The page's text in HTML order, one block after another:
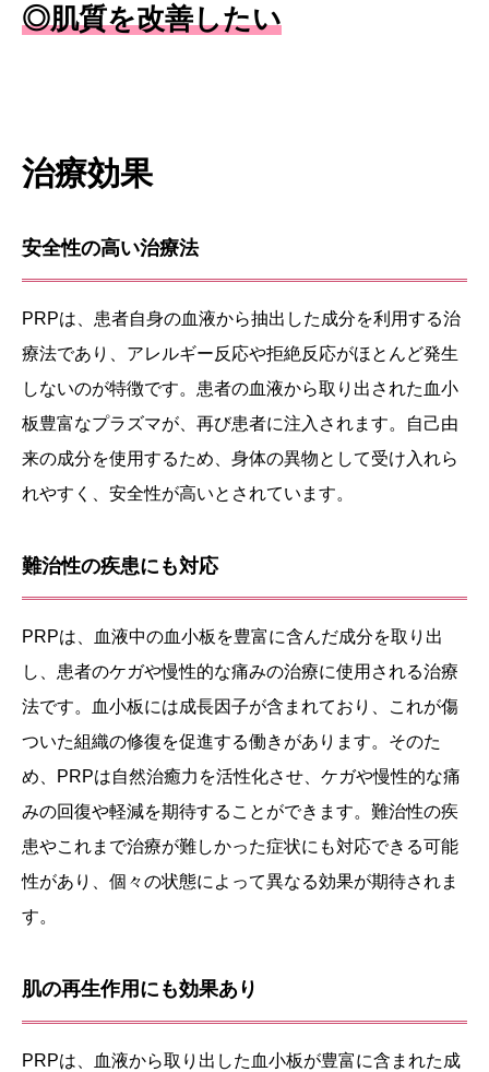
◎肌質を改善したい
治療効果
安全性の高い治療法
PRPは、患者自身の血液から抽出した成分を利用する治
療法であり、アレルギー反応や拒絶反応がほとんど発生
しないのが特徴です。患者の血液から取り出された血小
板豊富なプラズマが、再び患者に注入されます。自己由
来の成分を使用するため、身体の異物として受け入れら
れやすく、安全性が高いとされています。
難治性の疾患にも対応
PRPは、血液中の血小板を豊富に含んだ成分を取り出
し、患者のケガや慢性的な痛みの治療に使用される治療
法です。血小板には成長因子が含まれており、これが傷
ついた組織の修復を促進する働きがあります。そのた
め、PRPは自然治癒力を活性化させ、ケガや慢性的な痛
みの回復や軽減を期待することができます。難治性の疾
患やこれまで治療が難しかった症状にも対応できる可能
性があり、個々の状態によって異なる効果が期待されま
す。
肌の再生作用にも効果あり
PRPは、血液から取り出した血小板が豊富に含まれた成